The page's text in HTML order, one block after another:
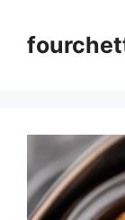
content